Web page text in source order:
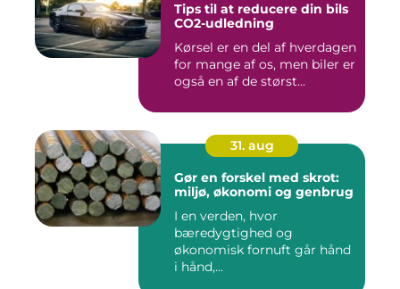
Tips til at reducere din bils
CO2-udledning
Kørsel er en del af hverdagen
for mange af os, men biler er
også en af de størst...
31. aug
Gør en forskel med skrot:
miljø, økonomi og genbrug
I en verden, hvor
bæredygtighed og
økonomisk fornuft går hånd
i hånd,...